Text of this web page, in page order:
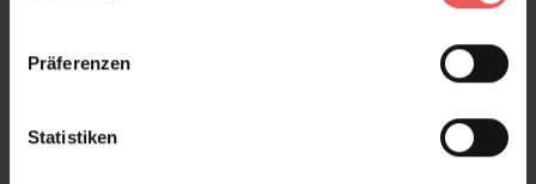
Präferenzen
Statistiken